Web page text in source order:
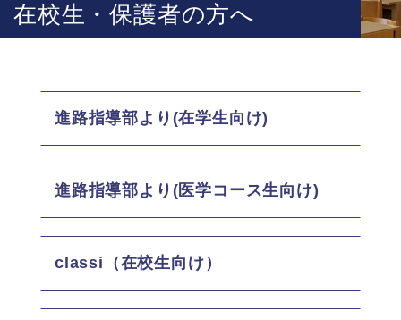
在校生・保護者の方へ
進路指導部より (在学生向け)
進路指導部より (医学コース生向け)
classi（在校生向け）